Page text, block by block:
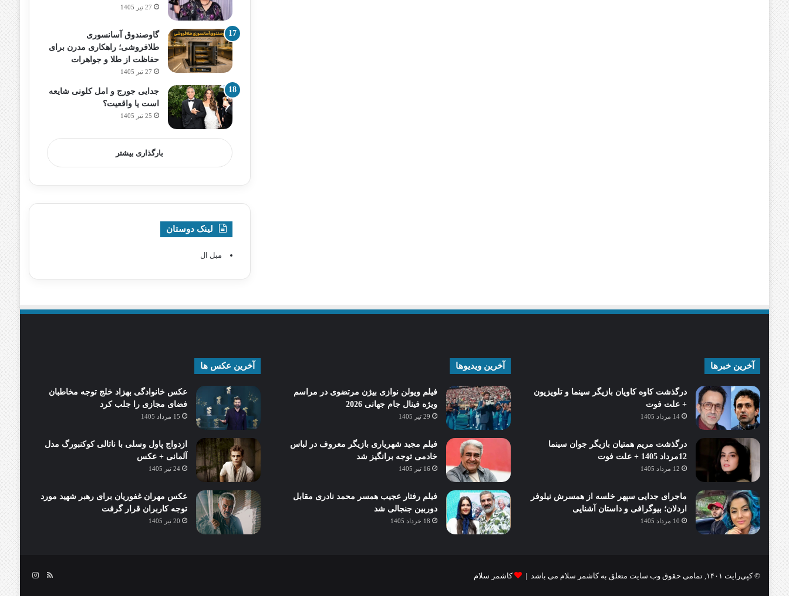
27 تیر 1405
گاوصندوق آسانسوری
طلافروشی؛ راهکاری مدرن برای
حفاظت از طلا و جواهرات
27 تیر 1405
جدایی جورج و امل کلونی شایعه
است یا واقعیت؟
25 تیر 1405
بارگذاری بیشتر
لینک دوستان
مبل ال
آخرین خبرها
درگذشت کاوه کاویان بازیگر سینما و تلویزیون
+ علت فوت
14 مرداد 1405
درگذشت مریم همتیان بازیگر جوان سینما
12مرداد 1405 + علت فوت
12 مرداد 1405
ماجرای جدایی سپهر خلسه از همسرش نیلوفر
اردلان؛ بیوگرافی و داستان آشنایی
10 مرداد 1405
آخرین ویدیوها
فیلم ویولن نوازی بیژن مرتضوی در مراسم
ویژه فینال جام جهانی 2026
29 تیر 1405
فیلم مجید شهریاری بازیگر معروف در لباس
خادمی توجه برانگیز شد
16 تیر 1405
فیلم رفتار عجیب همسر محمد نادری مقابل
دوربین جنجالی شد
18 خرداد 1405
آخرین عکس ها
عکس خانوادگی بهزاد خلج توجه مخاطبان
فضای مجازی را جلب کرد
15 مرداد 1405
ازدواج پاول وسلی با ناتالی کوکنبورگ مدل
آلمانی + عکس
24 تیر 1405
عکس مهران غفوریان برای رهبر شهید مورد
توجه کاربران قرار گرفت
20 تیر 1405
© کپی‌رایت ۱۴۰۱, تمامی حقوق وب سایت متعلق به کاشمر سلام می باشد | کاشمر سلام خوراکاینستاگرام